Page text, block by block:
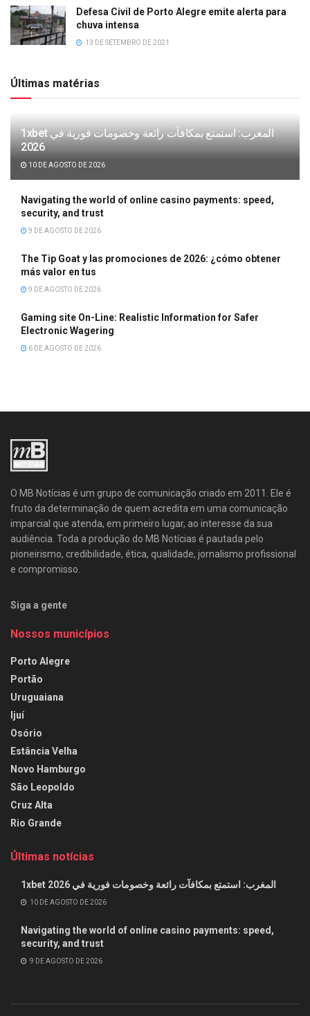
Defesa Civil de Porto Alegre emite alerta para
chuva intensa
13 DE SETEMBRO DE 2021
Últimas matérias
1xbet المغرب: استمتع بمكافآت رائعة وخصومات فورية في
2026
10 DE AGOSTO DE 2026
Navigating the world of online casino payments: speed,
security, and trust
9 DE AGOSTO DE 2026
The Tip Goat y las promociones de 2026: ¿cómo obtener
más valor en tus
9 DE AGOSTO DE 2026
Gaming site On-Line: Realistic Information for Safer
Electronic Wagering
6 DE AGOSTO DE 2026
O MB Notícias é um grupo de comunicação criado em 2011. Ele é
fruto da determinação de quem acredita em uma comunicação
imparcial que atenda, em primeiro lugar, ao interesse da sua
audiência. Toda a produção do MB Notícias é pautada pelo
pioneirismo, credibilidade, ética, qualidade, jornalismo profissional
e compromisso.
Siga a gente
Nossos municípios
Porto Alegre
Portão
Uruguaiana
Ijuí
Osório
Estância Velha
Novo Hamburgo
São Leopoldo
Cruz Alta
Rio Grande
Últimas notícias
1xbet المغرب: استمتع بمكافآت رائعة وخصومات فورية في 2026
10 DE AGOSTO DE 2026
Navigating the world of online casino payments: speed,
security, and trust
9 DE AGOSTO DE 2026